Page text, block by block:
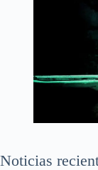
Noticias